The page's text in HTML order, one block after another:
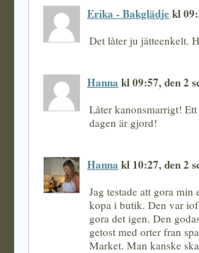
Erika - Bakglädjekl
Det låter ju jätteenkelt.
Hanna kl 09:57, den 2
Låter kanonsmarrigt!
dagen är gjord!
Hanna kl 10:27, den 2
Jag testade att gora
kopa i butik. Den var
gora det igen. Den
getost med orter fran
Market. Man kanske